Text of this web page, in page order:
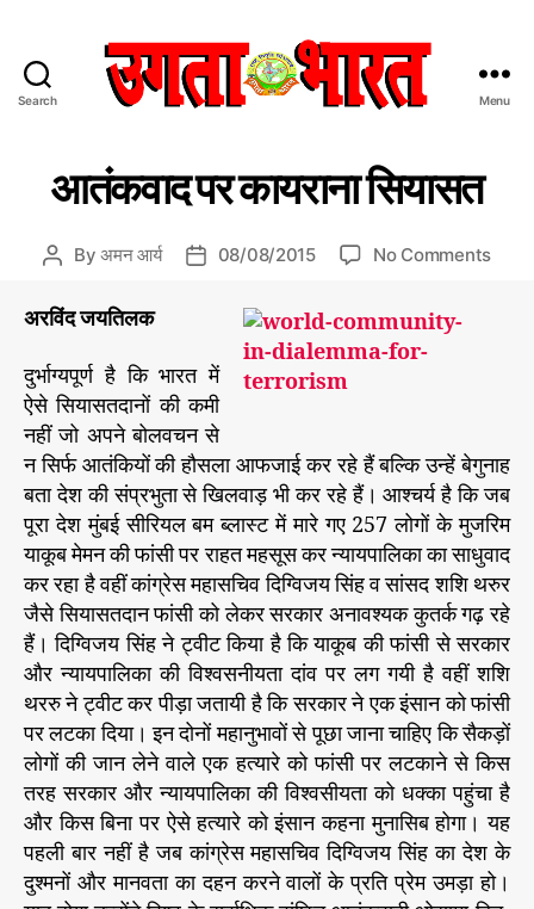
Search
ता
भा
त
दी
स
मा
प
त्र
Menu
r
e
s
आतंकवाद पर कायराना सियासत
P
s
a
u
t
h
o
r
Byअमन आर्य
P
a
t
e
08/08/2015 No Commentso
र
का
य
ना
सि
या
स
त
अरविंद जयतिलक
दुर्भाग्यपूर्ण है कि भारत में
ऐसे सियासतदानों की कमी
नहीं जो अपने बोलवचन से
न सिर्फ आतंकियों की हौसला आफजाई कर रहे हैं बल्कि उन्हें बेगुनाह
बता देश की संप्रभुता से खिलवाड़ भी कर रहे हैं। आश्चर्य है कि जब
पूरा देश मुंबई सीरियल बम ब्लास्ट में मारे गए 257 लोगों के मुजरिम
याकूब मेमन की फांसी पर राहत महसूस कर न्यायपालिका का साधुवाद
कर रहा है वहीं कांग्रेस महासचिव दिग्विजय सिंह व सांसद शशि थरुर
जैसे सियासतदान फांसी को लेकर सरकार अनावश्यक कुतर्क गढ़ रहे
हैं। दिग्विजय सिंह ने ट्वीट किया है कि याकूब की फांसी से सरकार
और न्यायपालिका की विश्वसनीयता दांव पर लग गयी है वहीं शशि
थररु ने ट्वीट कर पीड़ा जतायी है कि सरकार ने एक इंसान को फांसी
पर लटका दिया। इन दोनों महानुभावों से पूछा जाना चाहिए कि सैकड़ों
लोगों की जान लेने वाले एक हत्यारे को फांसी पर लटकाने से किस
तरह सरकार और न्यायपालिका की विश्वसीयता को धक्का पहुंचा है
और किस बिना पर ऐसे हत्यारे को इंसान कहना मुनासिब होगा। यह
पहली बार नहीं है जब कांग्रेस महासचिव दिग्विजय सिंह का देश के
दुश्मनों और मानवता का दहन करने वालों के प्रति प्रेम उमड़ा हो।